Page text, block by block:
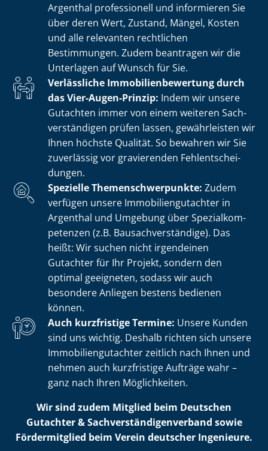
Argenthal professionell und informieren Sie
über deren Wert, Zustand, Mängel, Kosten
und alle relevanten rechtlichen
Bestimmungen. Zudem beantragen wir die
Unterlagen auf Wunsch für Sie.
Verlässliche Im­mo­bi­li­en­be­wer­tung durch
das Vier-Augen-Prinzip: Indem wir unsere
Gutachten immer von einem weiteren Sach­
ver­stän­di­gen prüfen lassen, gewährleisten wir
Ihnen höchste Qualität. So bewahren wir Sie
zuverlässig vor gravierenden Fehl­ent­schei­
dun­gen.
Spezielle The­men­schwer­punk­te: Zudem
verfügen unsere Im­mo­bi­li­en­gut­ach­ter in
Argenthal und Umgebung über Spe­zi­al­kom­
pe­ten­zen (z.B. Bau­sach­ver­stän­di­ge). Das
heißt: Wir suchen nicht irgendeinen
Gutachter für Ihr Projekt, sondern den
optimal geeigneten, sodass wir auch
besondere Anliegen bestens bedienen
können.
Auch kurzfristige Termine: Unsere Kunden
sind uns wichtig. Deshalb richten sich unsere
Im­mo­bi­li­en­gut­ach­ter zeitlich nach Ihnen und
nehmen auch kurzfristige Aufträge wahr –
ganz nach Ihren Möglichkeiten.
Wir sind zudem Mitglied beim Deutschen
Gutachter & Sach­ver­stän­di­gen­ver­band sowie
Fördermitglied beim Verein deutscher Ingenieure.